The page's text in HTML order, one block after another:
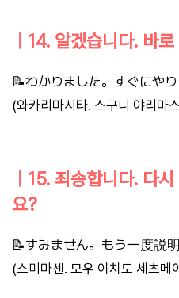
ㅣ14. 알겠습니다. 바
📝わかりました。すぐにやり
(와카리마시타. 스구니 야리마
ㅣ15. 죄송합니다. 다
요?
📝すみません。もう一度説
(스미마센. 모우 이치도 세츠메